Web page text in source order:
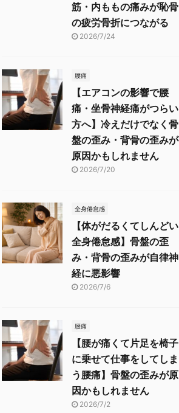
筋・内ももの痛みが恥骨
の疲労骨折につながる
2026/7/24
腰痛
【エアコンの影響で腰
痛・坐骨神経痛がつらい
方へ】冷えだけでなく骨
盤の歪み・背骨の歪みが
原因かもしれません
2026/7/20
全身倦怠感
【体がだるくてしんどい
全身倦怠感】骨盤の歪
み・背骨の歪みが自律神
経に悪影響
2026/7/6
腰痛
【腰が痛くて片足を椅子
に乗せて仕事をしてしま
う腰痛】骨盤の歪みが原
因かもしれません
2026/7/2